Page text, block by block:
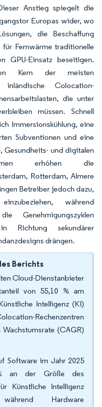
Anstieg spiegelt die
Europas wider, wo
die Beschaffung
Fernwärme traditionelle
GPU-Einsatz beseitigen.
Kern der meisten
inländische Colocation-
die unter
müssen. Schnell
Immersionskühlung, eine
Subventionen und eine
Gesundheits- und digitalen
erhöhen die
Rotterdam, Almere
Betreiber jedoch dazu,
während
Genehmigungszyklen
Richtung sekundärer
drängen.
Berichts
Cloud-Dienstanbieter
von 55,10 % am
Intelligenz (KI)
Rechenzentren
(CAGR)
Software im Jahr 2025
an der Größe des
Künstliche Intelligenz
Hardware